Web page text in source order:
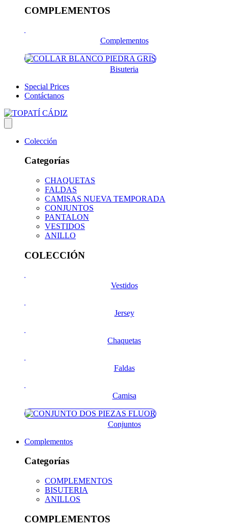
COMPLEMENTOS
Complementos
Bisuteria
Special Prices
Contáctanos
Colección
Categorías
CHAQUETAS
FALDAS
CAMISAS NUEVA TEMPORADA
CONJUNTOS
PANTALON
VESTIDOS
ANILLO
COLECCIÓN
Vestidos
Jersey
Chaquetas
Faldas
Camisa
Conjuntos
Complementos
Categorías
COMPLEMENTOS
BISUTERIA
ANILLOS
COMPLEMENTOS